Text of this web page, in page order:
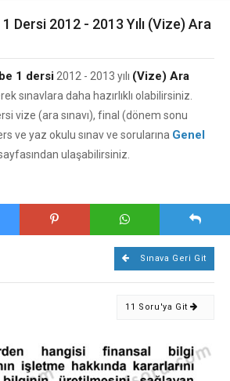
Dersi 2012 - 2013 Yılı (Vize) Ara
1 dersi 2012 - 2013 yılı (Vize) Ara
sınavlara daha hazırlıklı olabilirsiniz.
vize (ara sınavı), final (dönem sonu
ve yaz okulu sınav ve sorularına Genel
ulaşabilirsiniz.
Sınava Geri Git
11 Soru'ya Git